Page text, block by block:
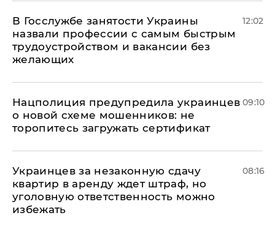
В Госслужбе занятости Украины
назвали профессии с самым быстрым
трудоустройством и вакансии без
желающих
12:02
Нацполиция предупредила украинцев
о новой схеме мошенников: не
торопитесь загружать сертификат
09:10
Украинцев за незаконную сдачу
квартир в аренду ждет штраф, но
уголовную ответственность можно
избежать
08:16